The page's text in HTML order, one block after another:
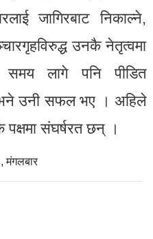
जागिरबाट निकाल्ने,
उनकै नेतृत्वमा
लागे पनि पीडित
भने उनी सफल भए । अहिले
पक्षमा संघर्षरत छन् ।
मंगलबार